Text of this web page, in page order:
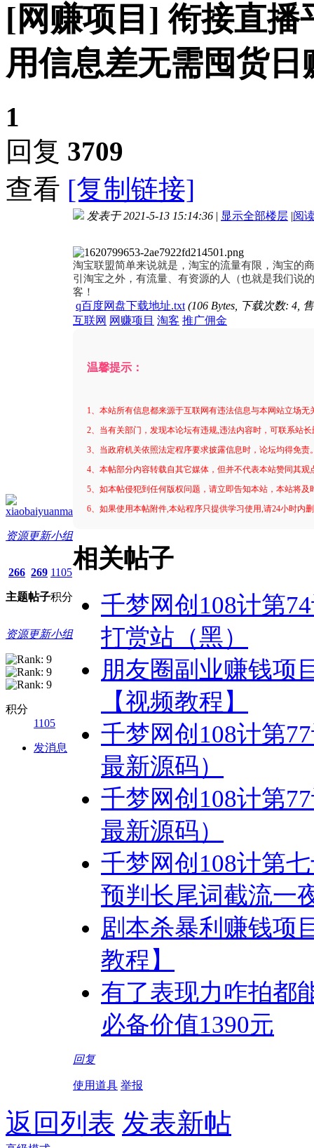
[网赚项目]衔接直播
用信息差无需囤货
1
回复 3709
查看 [复制链接]
xiaobaiyuanma
资源更新小组
266
主题
269
帖子
1105
积分
资源更新小组
积分
1105
发消息
发表于 2021-5-13 15:14:36 | 显示全部楼层 |阅
淘宝联盟简单来说就是，淘宝的流量有限，淘宝的
引淘宝之外，有流量、有资源的人（也就是我们说
客！
q百度网盘下载地址.txt (106 Bytes, 下载次数: 4,
互联网 网赚项目 淘客 推广佣金
温馨提示：
1、本站所有信息都来源于互联网有违法信息与本网站立场无
2、当有关部门，发现本论坛有违规,违法内容时，可联系站
3、当政府机关依照法定程序要求披露信息时，论坛均得免责
4、本帖部分内容转载自其它媒体，但并不代表本站赞同其观
5、如本帖侵犯到任何版权问题，请立即告知本站，本站将及
6、如果使用本帖附件,本站程序只提供学习使用,请24小时内
相关帖子
千梦网创108计第
打赏站（黑）
朋友圈副业赚钱项
【视频教程】
千梦网创108计第
最新源码）
千梦网创108计第
最新源码）
千梦网创108计第
预判长尾词截流一
剧本杀暴利赚钱项
教程】
有了表现力咋拍都
必备价值1390元
回复
使用道具 举报
返回列表 发表新帖